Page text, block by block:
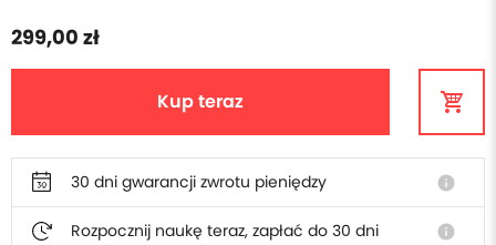
299,00 zł
Kup teraz
30 dni gwarancji zwrotu pieniędzy info
Rozpocznij naukę teraz, zapłać do 30 dni info